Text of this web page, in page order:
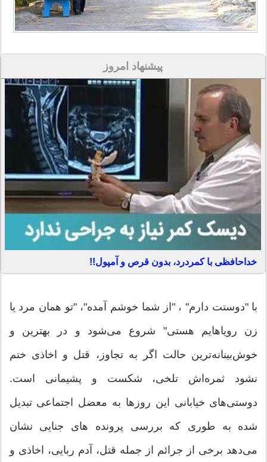
پیشنهاد امروز
خداحافظی با کمردرد، بدون قرص و آمپول!!
با "دوستت دارم" ، "از شما خوشم آمده"، "تو همان مرد یا
زن رویاهایم هستی" شروع می‌شود و در بهترین و
خوش‌بینانه‌ترین حالت اگر به تجاوز، قتل و اخاذی ختم
نشود ثمره‌اش تلخی، شکست و پشیمانی است.
دوستی‌های خیابانی این روزها به معضل اجتماعی تبدیل
شده به طوری که بررسی پرونده های جنایی نشان
می‌دهد برخی از جرائم از جمله قتل، آدم ربایی، اخاذی و